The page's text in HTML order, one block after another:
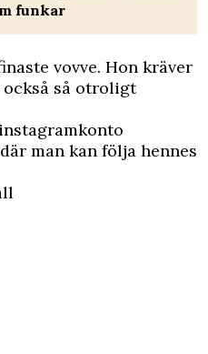
funkar
vovve. Hon kräver
så otroligt
man kan följa hennes